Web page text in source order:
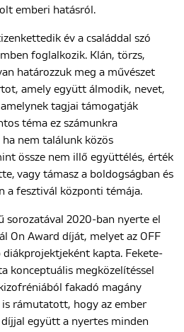
​​emberi hatásról.
év a családdal szó
foglalkozik. Klán, törzs,
határozzuk meg a művészet
amely együtt álmodik, nevet,
tagjai támogatják
téma ez számunkra
nem találunk közös
össze nem illő együttélés, érték
vagy támasz a boldogságban és
a fesztivál központi témája.
sorozatával 2020-ban nyerte el
On Award díját, melyet az OFF
diákprojektjeként kapta. Fekete-
konceptuális megközelítéssel
fakadó magány
rámutatott, hogy az ember
díjjal együtt a nyertes minden